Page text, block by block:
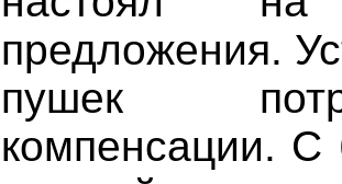
предложения.
пушек
компенсации. С